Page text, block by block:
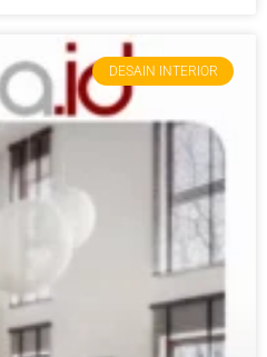
DESAIN INTERIOR